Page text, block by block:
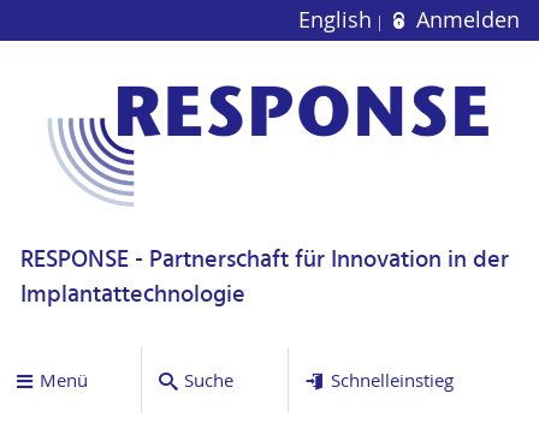
English Anmelden
RESPONSE - Partnerschaft für Innovation in der
Implantattechnologie
Menü Suche Schnelleinstieg